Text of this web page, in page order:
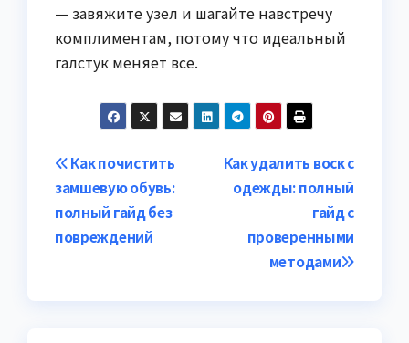
— завяжите узел и шагайте навстречу
комплиментам, потому что идеальный
галстук меняет все.
Навигация
по
записям
Как удалить воск с
одежды: полный
гайд с
проверенными
методами
Как почистить
замшевую обувь:
полный гайд без
повреждений